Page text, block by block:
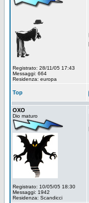
Registrato: 28/11/05 17:43
Messaggi: 664
Residenza: europa
Top
OXO
Dio maturo
Registrato: 10/05/05 18:30
Messaggi: 1942
Residenza: Scandicci